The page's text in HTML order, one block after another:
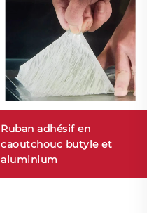
Ruban adhésif en
caoutchouc butyle et
aluminium